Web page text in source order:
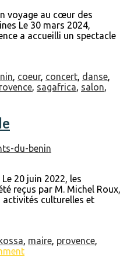
voyage au cœur des
Le 30 mars 2024,
a accueilli un spectacle
, coeur, concert, danse,
, sagafrica, salon,
du-benin
20 juin 2022, les
reçus par M. Michel Roux,
activités culturelles et
, maire, provence,